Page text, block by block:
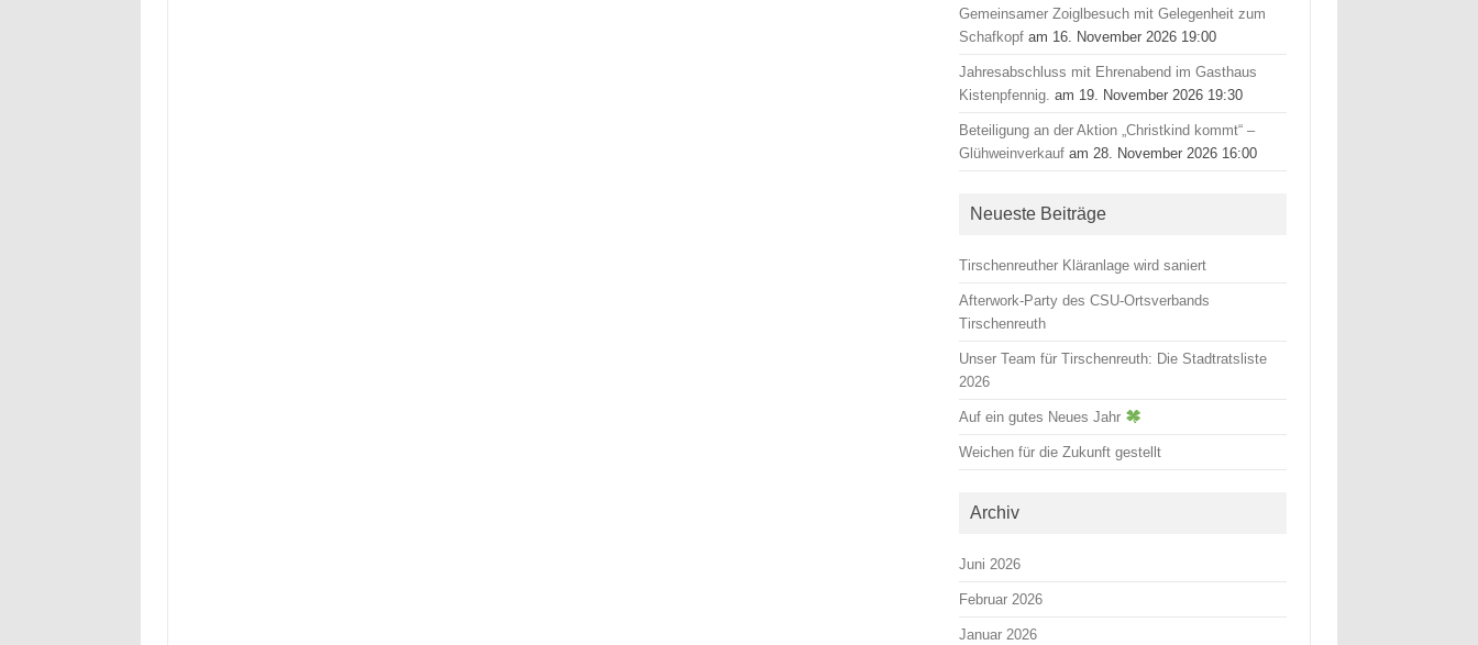
Gemeinsamer Zoiglbesuch mit Gelegenheit zum
Schafkopf am 16. November 2026 19:00
Jahresabschluss mit Ehrenabend im Gasthaus
Kistenpfennig. am 19. November 2026 19:30
Beteiligung an der Aktion „Christkind kommt“ –
Glühweinverkauf am 28. November 2026 16:00
Neueste Beiträge
Tirschenreuther Kläranlage wird saniert
Afterwork-Party des CSU-Ortsverbands
Tirschenreuth
Unser Team für Tirschenreuth: Die Stadtratsliste
2026
Auf ein gutes Neues Jahr
Weichen für die Zukunft gestellt
Archiv
Juni 2026
Februar 2026
Januar 2026